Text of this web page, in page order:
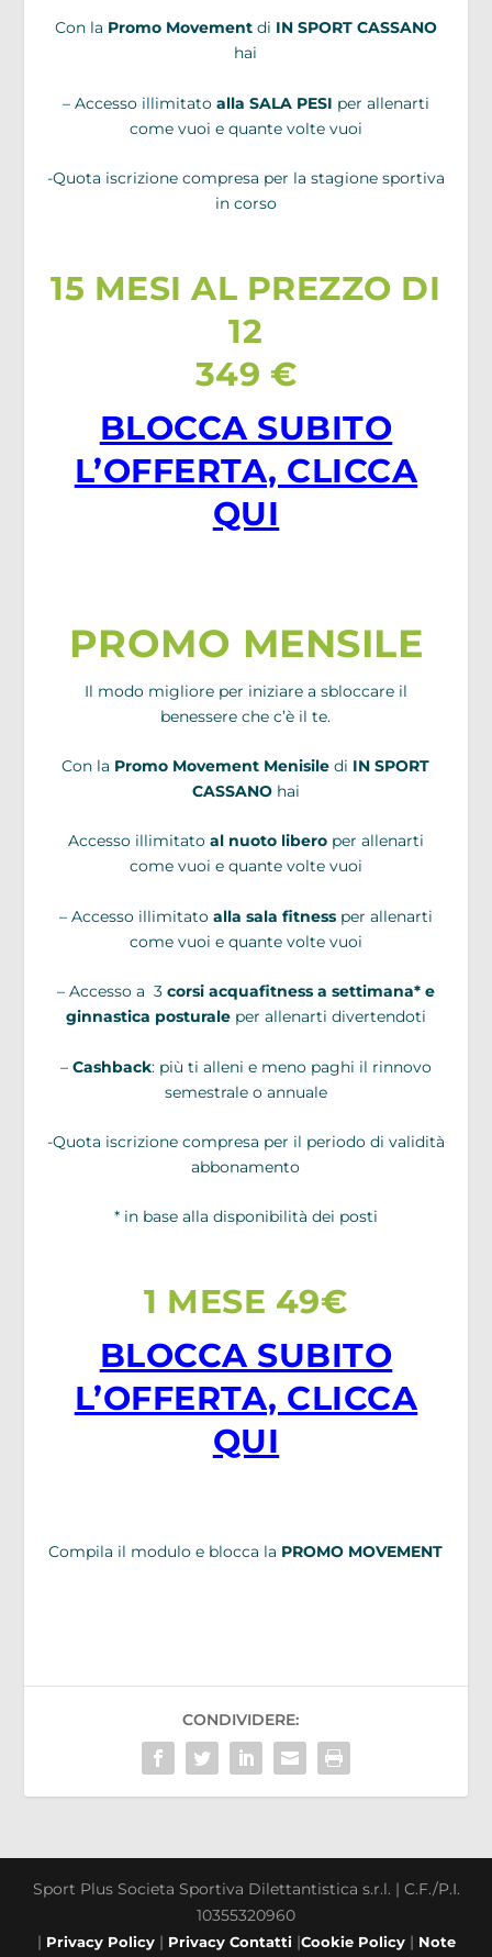
Con la Promo Movement di IN SPORT CASSANO
hai
– Accesso illimitato alla SALA PESI per allenarti
come vuoi e quante volte vuoi
-Quota iscrizione compresa per la stagione sportiva
in corso
15 MESI AL PREZZO DI
12
349 €
BLOCCA SUBITO
L’OFFERTA, CLICCA
QUI
PROMO MENSILE
Il modo migliore per iniziare a sbloccare il
benessere che c’è il te.
Con la Promo Movement Menisiledi IN SPORT
CASSANO hai
Accesso illimitato al nuoto liberoper allenarti
come vuoi e quante volte vuoi
– Accesso illimitato alla sala fitnessper allenarti
come vuoi e quante volte vuoi
– Accesso a 3 corsi acquafitness a settimana* e
ginnastica posturale per allenarti divertendoti
– Cashback: più ti alleni e meno paghi il rinnovo
semestrale o annuale
-Quota iscrizione compresa per il periodo di validità
abbonamento
* in base alla disponibilità dei posti
1 MESE 49€
BLOCCA SUBITO
L’OFFERTA, CLICCA
QUI
Compila il modulo e blocca la PROMO MOVEMENT
CONDIVIDERE:
Sport Plus Societa Sportiva Dilettantistica s.r.l. | C.F./P.I.
10355320960
| Privacy Policy| Privacy Contatti |Cookie Policy| Note